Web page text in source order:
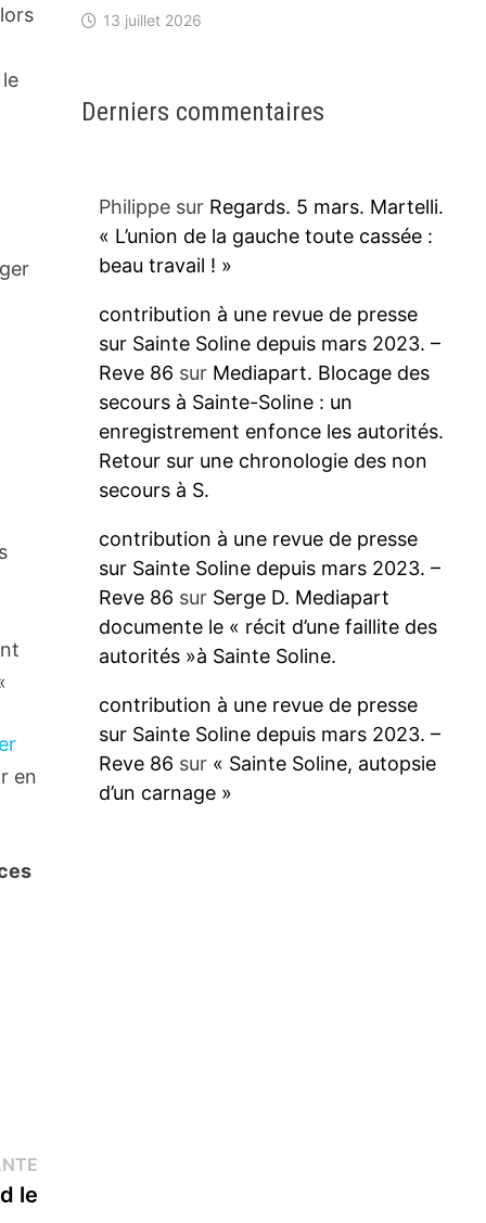
en
Publication
suivante :
le
13 juillet 2026
Derniers commentaires
Philippesur Regards. 5 mars. Martelli.
« L’union de la gauche toute cassée :
beau travail ! »
contribution à une revue de presse
sur Sainte Soline depuis mars 2023. –
Reve 86 sur Mediapart. Blocage des
secours à Sainte-Soline : un
enregistrement enfonce les autorités.
Retour sur une chronologie des non
secours à S.
contribution à une revue de presse
sur Sainte Soline depuis mars 2023. –
Reve 86 sur Serge D. Mediapart
documente le « récit d’une faillite des
autorités »à Sainte Soline.
contribution à une revue de presse
sur Sainte Soline depuis mars 2023. –
Reve 86 sur « Sainte Soline, autopsie
d’un carnage »